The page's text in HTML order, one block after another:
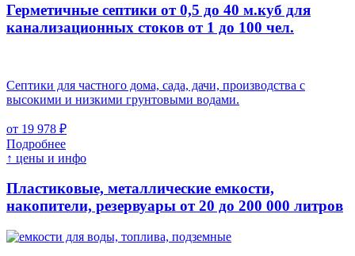
Герметичные септики от 0,5 до 40 м.куб для
канализационных стоков от 1 до 100 чел.
Септики для частного дома, сада, дачи, производства с
высокими и низкими грунтовыми водами.
от 19 978 ₽
Подробнее
↑ цены и инфо
Пластиковые, металлические емкости,
накопители, резервуары от 20 до 200 000 литров